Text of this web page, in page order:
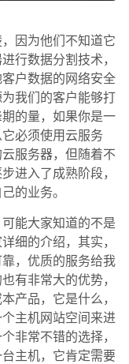
因为他们不知道它
行数据分割技术，
户数据的网络安全
我们的客户能够打
的量，如果你是一
必须使用云服务
服务器，但随着不
进入了成熟阶段，
的业务。
能大家知道的不是
细的介绍，其实，
，优质的服务给我
有非常大的优势，
产品，它是什么，
主机网站空间来进
非常不错的选择，
主机，它肯定需要